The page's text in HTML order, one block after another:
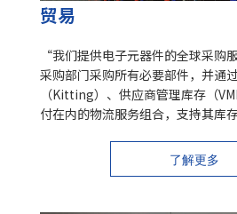
贸易
“我们提供电子元器件的全球采购
采购部门采购所有必要部件，并通
（Kitting）、供应商管理库存（
付在内的物流服务组合，支持其库
了解更多